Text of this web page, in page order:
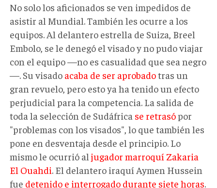
No solo los aficionados se ven impedidos de
asistir al Mundial. También les ocurre a los
equipos. Al delantero estrella de Suiza, Breel
Embolo, se le denegó el visado y no pudo viajar
con el equipo —no es casualidad que sea negro
—. Su visado acaba de ser aprobadotras un
gran revuelo, pero esto ya ha tenido un efecto
perjudicial para la competencia. La salida de
toda la selección de Sudáfrica se retrasópor
"problemas con los visados", lo que también les
pone en desventaja desde el principio. Lo
mismo le ocurrió al jugador marroquí Zakaria
El Ouahdi. El delantero iraquí Aymen Hussein
fue detenido e interrogado durante siete horas.